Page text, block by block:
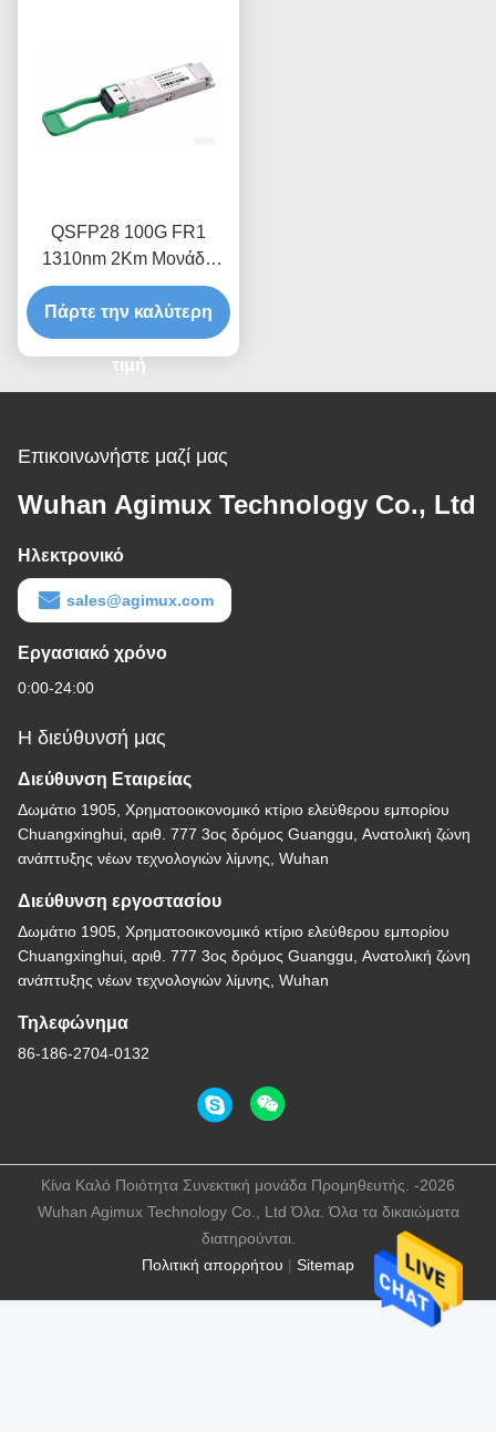
QSFP28 100G FR1
1310nm 2Km Μονάδα
οπτικού πομπού-δεκτή
Πάρτε την καλύτερη
τιμή
Επικοινωνήστε μαζί μας
Wuhan Agimux Technology Co., Ltd
Ηλεκτρονικό
sales@agimux.com
Εργασιακό χρόνο
0:00-24:00
Η διεύθυνσή μας
Διεύθυνση Εταιρείας
Δωμάτιο 1905, Χρηματοοικονομικό κτίριο ελεύθερου εμπορίου
Chuangxinghui, αριθ. 777 3ος δρόμος Guanggu, Ανατολική ζώνη
ανάπτυξης νέων τεχνολογιών λίμνης, Wuhan
Διεύθυνση εργοστασίου
Δωμάτιο 1905, Χρηματοοικονομικό κτίριο ελεύθερου εμπορίου
Chuangxinghui, αριθ. 777 3ος δρόμος Guanggu, Ανατολική ζώνη
ανάπτυξης νέων τεχνολογιών λίμνης, Wuhan
Τηλεφώνημα
86-186-2704-0132
Πολιτική απορρήτου | Sitemap
Κίνα Καλό Ποιότητα Συνεκτική μονάδα Προμηθευτής. -2026
Wuhan Agimux Technology Co., Ltd Όλα. Όλα τα δικαιώματα
διατηρούνται.